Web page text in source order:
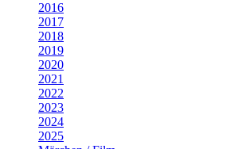
2016
2017
2018
2019
2020
2021
2022
2023
2024
2025